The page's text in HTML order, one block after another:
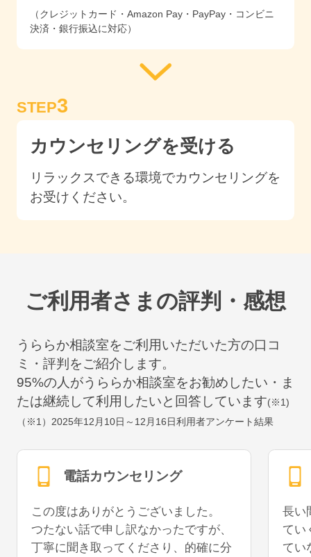
（クレジットカード・Amazon Pay・PayPay・コンビニ
決済・銀行振込に対応）
STEP3
カウンセリングを受ける
リラックスできる環境でカウンセリングを
お受けください。
ご利用者さまの評判・感想
うららか相談室をご利用いただいた方の口コ
ミ・評判をご紹介します。
95%の人がうららか相談室をお勧めしたい・ま
たは継続して利用したいと回答しています(※1)
（※1） 2025年12月10日～12月16日利用者アンケート結果
電話カウンセリング
この度はありがとうございました。
つたない話で申し訳なかったですが、
丁寧に聞き取ってくださり、的確に分
長い
てい
てい